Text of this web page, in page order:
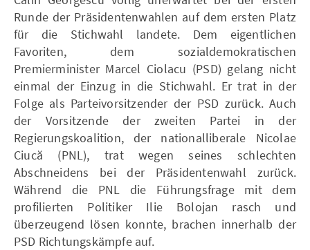
Runde der Präsidentenwahlen auf dem ersten Platz
für die Stichwahl landete. Dem eigentlichen
Favoriten, dem sozialdemokratischen
Premierminister Marcel Ciolacu (PSD) gelang nicht
einmal der Einzug in die Stichwahl. Er trat in der
Folge als Parteivorsitzender der PSD zurück. Auch
der Vorsitzende der zweiten Partei in der
Regierungskoalition, der nationalliberale Nicolae
Ciucă (PNL), trat wegen seines schlechten
Abschneidens bei der Präsidentenwahl zurück.
Während die PNL die Führungsfrage mit dem
profilierten Politiker Ilie Bolojan rasch und
überzeugend lösen konnte, brachen innerhalb der
PSD Richtungskämpfe auf.